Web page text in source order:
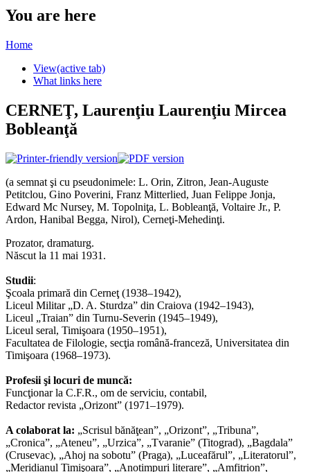
You are here
Home
View(active tab)
What links here
CERNEŢ, Laurenţiu Laurenţiu Mircea
Bobleanţă
(a semnat şi cu pseudonimele: L. Orin, Zitron, Jean-Auguste
Petitclou, Gino Poverini, Franz Mitterlied, Juan Felippe Jonja,
Edward Mc Nursey, M. Topolniţa, L. Bobleanţă, Voltaire Jr., P.
Ardon, Hanibal Begga, Nirol), Cerneţi-Mehedinţi.
Prozator, dramaturg.
Născut la 11 mai 1931.
Studii:
Şcoala primară din Cerneţ (1938–1942),
Liceul Militar „D. A. Sturdza” din Craiova (1942–1943),
Liceul „Traian” din Turnu-Severin (1945–1949),
Liceul seral, Timişoara (1950–1951),
Facultatea de Filologie, secţia română-franceză, Universitatea din
Timişoara (1968–1973).
Profesii şi locuri de muncă:
Funcţionar la C.F.R., om de serviciu, contabil,
Redactor revista „Orizont” (1971–1979).
A colaborat la: „Scrisul bănăţean”, „Orizont”, „Tribuna”,
„Cronica”, „Ateneu”, „Urzica”, „Tvaranie” (Titograd), „Bagdala”
(Crusevac), „Ahoj na sobotu” (Praga), „Luceafărul”, „Literatorul”,
„Meridianul Timişoara”, „Anotimpuri literare”, „Amfitrion”,